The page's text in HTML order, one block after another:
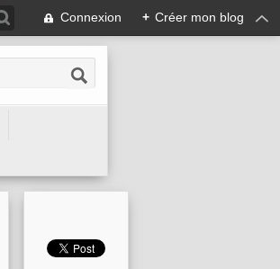
Connexion + Créer mon blog